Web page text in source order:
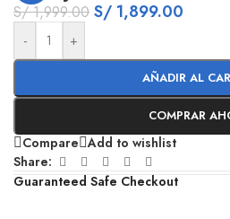
S/1,999.00 S/ 1,899.00
- +
AÑADIR AL
COMPRAR
Compare Add to wishlist
Share:
Guaranteed Safe Checkout